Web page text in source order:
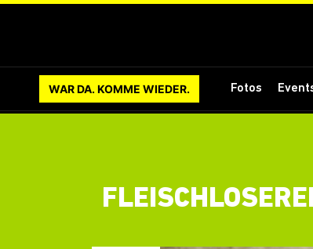
WAR DA. KOMME WIEDER. Fotos